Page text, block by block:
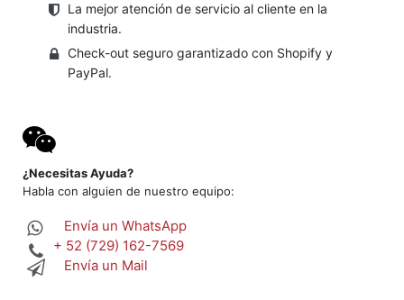
La mejor atención de servicio al cliente en la
industria.
Check-out seguro garantizado con Shopify y
PayPal.
¿Necesitas Ayuda?
Habla con alguien de nuestro equipo:
Envía un WhatsApp
+ 52 (729) 162-7569
Envía un Mail